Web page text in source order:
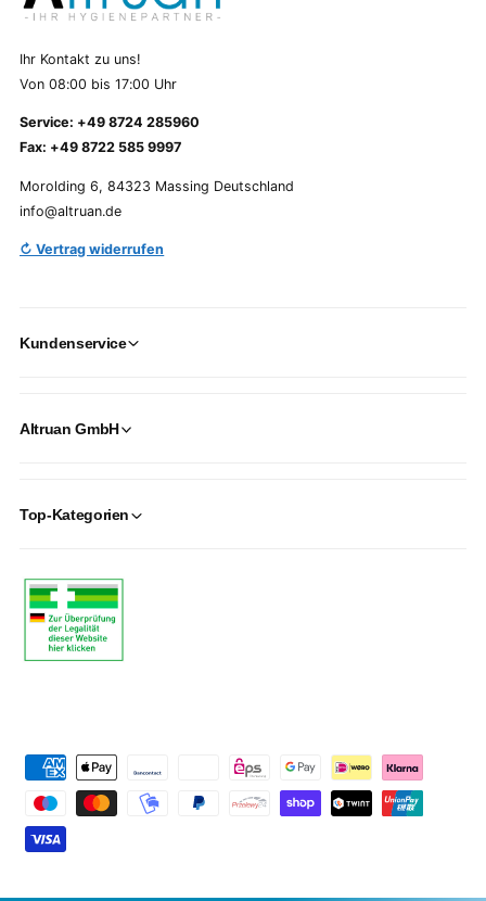
Ihr Kontakt zu uns!
Von 08:00 bis 17:00 Uhr
Service: +49 8724 285960
Fax: +49 8722 585 9997
Morolding 6, 84323 Massing Deutschland
info@altruan.de
↻ Vertrag widerrufen
Kundenservice
Altruan GmbH
Top-Kategorien
m